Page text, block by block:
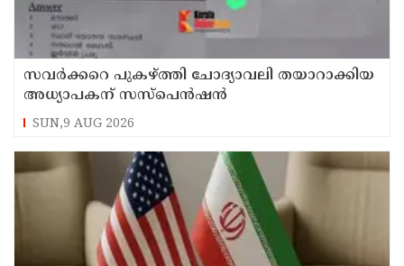
സവര്‍ക്കറെ പുകഴ്ത്തി ചോദ്യാവലി തയാറാക്കിയ
അധ്യാപകന് സസ്‌പെന്‍ഷന്‍
SUN,9 AUG 2026